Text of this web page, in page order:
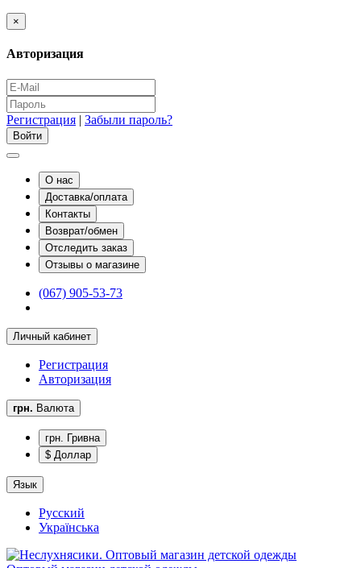
×
Авторизация
Регистрация | Забыли пароль?
О нас
Доставка/оплата
Контакты
Возврат/обмен
Отследить заказ
Отзывы о магазине
(067) 905-53-73
Личный кабинет
Регистрация
Авторизация
грн. Валюта
грн. Гривна
$ Доллар
Язык
Русский
Українська